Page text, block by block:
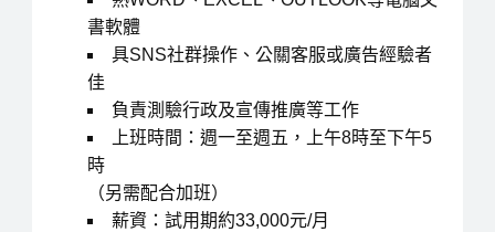
書軟體
具SNS社群操作、公關客服或廣告經驗者
佳
負責測驗行政及宣傳推廣等工作
上班時間：週一至週五，上午8時至下午5
時
（另需配合加班）
薪資：試用期約33,000元/月